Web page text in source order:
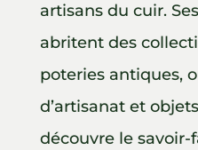
artisans du cuir.
abritent des
poteries antiques,
d’artisanat et
découvre le